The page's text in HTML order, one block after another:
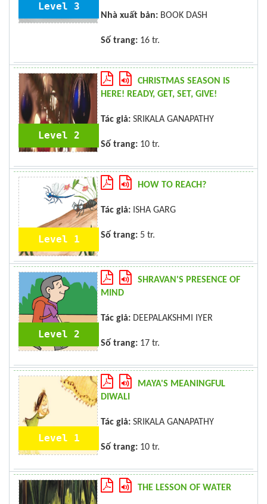
Level 3
Nhà xuất bản: BOOK DASH
Số trang: 16 tr.
Level 2
CHRISTMAS SEASON IS
HERE! READY, GET, SET, GIVE!
Tác giả: SRIKALA GANAPATHY
Số trang: 10 tr.
Level 1
HOW TO REACH?
Tác giả: ISHA GARG
Số trang: 5 tr.
Level 2
SHRAVAN'S PRESENCE OF
MIND
Tác giả: DEEPALAKSHMI IYER
Số trang: 17 tr.
Level 1
MAYA'S MEANINGFUL
DIWALI
Tác giả: SRIKALA GANAPATHY
Số trang: 10 tr.
THE LESSON OF WATER